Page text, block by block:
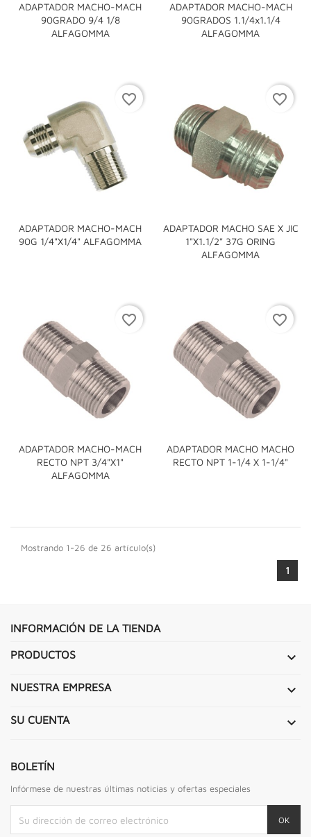
ADAPTADOR MACHO-MACH
90GRADO 9/4 1/8
ALFAGOMMA
ADAPTADOR MACHO-MACH
90GRADOS 1.1/4x1.1/4
ALFAGOMMA
ADAPTADOR MACHO-MACH
90G 1/4"x1/4" ALFAGOMMA
favorite_border
ADAPTADOR MACHO SAE X JIC
1"x1.1/2" 37G ORING
ALFAGOMMA
favorite_border
ADAPTADOR MACHO-MACH
RECTO NPT 3/4"x1"
ALFAGOMMA
favorite_border
ADAPTADOR MACHO MACHO
RECTO NPT 1-1/4 X 1-1/4"
favorite_border
Mostrando 1-26 de 26 artículo(s)
1
INFORMACIÓN DE LA TIENDA
PRODUCTOS 
NUESTRA EMPRESA 
SU CUENTA 
BOLETÍN
Infórmese de nuestras últimas noticias y ofertas especiales